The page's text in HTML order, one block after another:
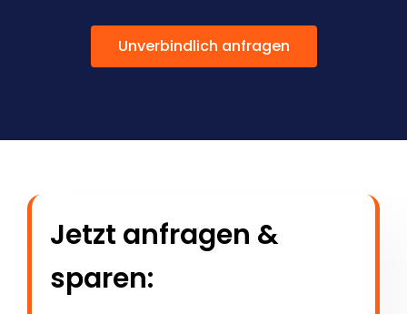
Unverbindlich anfragen
Jetzt anfragen &
sparen: